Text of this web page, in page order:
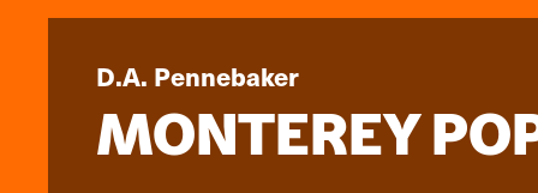
D.A. Pennebaker
MONTEREY